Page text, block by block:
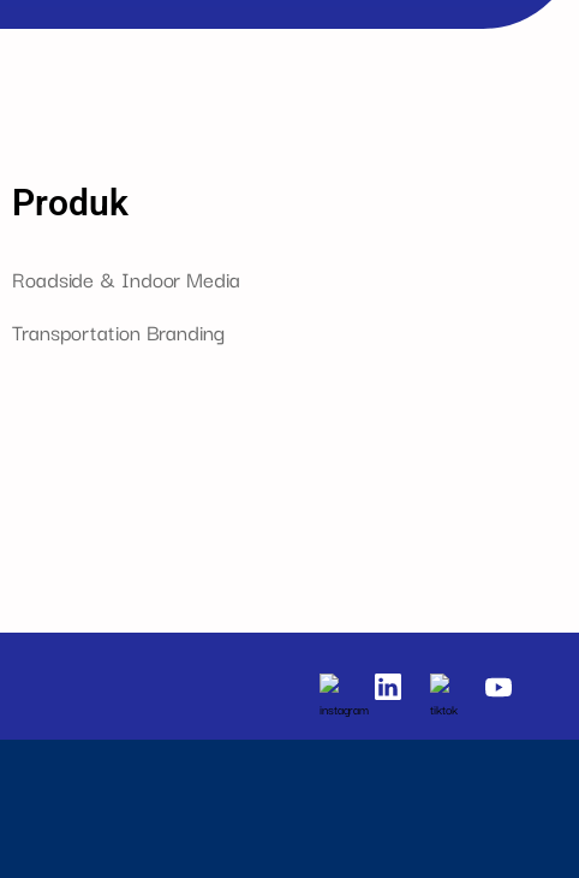
Produk
Roadside & Indoor Media
Transportation Branding